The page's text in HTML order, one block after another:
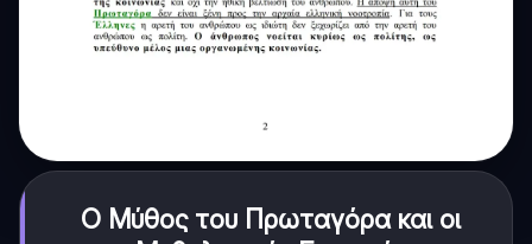
Ο Μύθος του Πρωταγόρα και οι